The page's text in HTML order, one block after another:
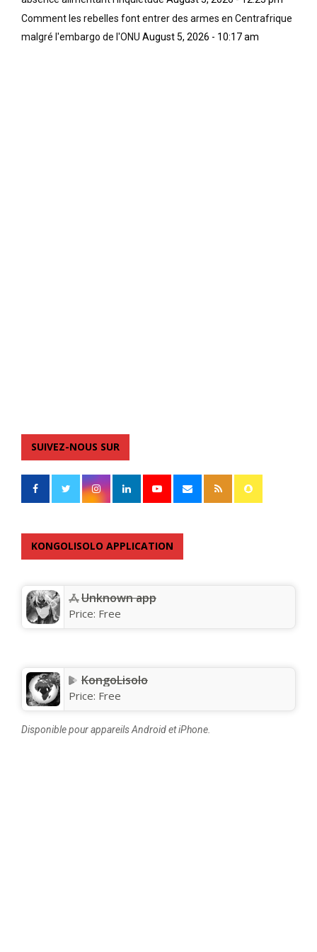
Comment les rebelles font entrer des armes en Centrafrique
malgré l'embargo de l'ONU August 5, 2026 - 10:17 am
SUIVEZ-NOUS SUR
KONGOLISOLO APPLICATION
Unknown app
Price: Free
KongoLisolo
Price: Free
Disponible pour appareils Android et iPhone.